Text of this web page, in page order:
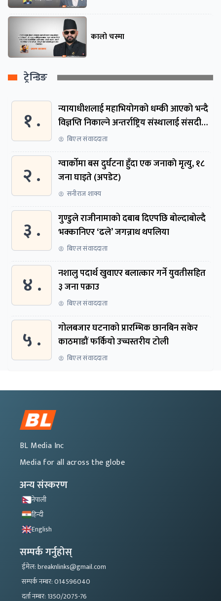
कालो चस्मा
ट्रेन्डिङ
१ .
न्यायाधीशलाई महाभियोगको धम्की आएको भन्दै
विज्ञप्ति निकाल्ने अन्तर्राष्ट्रिय संस्थालाई संसदीय
समितिमा बोलाइयो
बिएल संवाददाता
२ .
ग्वार्काेमा बस दुर्घटना हुँदा एक जनाकाे मृत्यु, १८
जना घाइते (अपडेट)
सनीराज शाक्य
३ .
गुण्डुले राजीनामाको दबाब दिएपछि बोल्दाबोल्दै
भक्कानिएर ‘ढले’ जगन्नाथ थपलिया
बिएल संवाददाता
४ .
नशालु पदार्थ खुवाएर बलात्कार गर्ने युवतीसहित
३ जना पक्राउ
बिएल संवाददाता
५ .
गोलबजार घटनाको प्रारम्भिक छानबिन सकेर
काठमाडौं फर्कियो उच्चस्तरीय टोली
बिएल संवाददाता
BL Media Inc
Media for all across the globe
अन्य संस्करण
नेपाली
हिन्दी
English
सम्पर्क गर्नुहोस्
ईमेल: breaknlinks@gmail.com
सम्पर्क नम्बर: 014596040
दर्ता नम्बर: 1350/2075-76